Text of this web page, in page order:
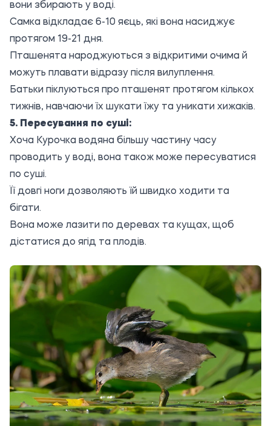
вони збирають у воді.
Самка відкладає 6-10 яєць, які вона насиджує
протягом 19-21 дня.
Пташенята народжуються з відкритими очима й
можуть плавати відразу після вилуплення.
Батьки піклуються про пташенят протягом кількох
тижнів, навчаючи їх шукати їжу та уникати хижаків.
5. Пересування по суші:
Хоча Курочка водяна більшу частину часу
проводить у воді, вона також може пересуватися
по суші.
Її довгі ноги дозволяють їй швидко ходити та
бігати.
Вона може лазити по деревах та кущах, щоб
дістатися до ягід та плодів.